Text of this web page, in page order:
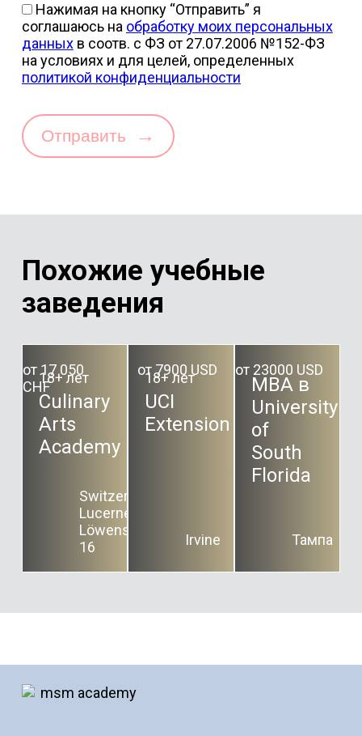
Нажимая на кнопку “Отправить” я
соглашаюсь на обработку моих персональных
данныхв соотв. с ФЗ от 27.07.2006 №152-ФЗ
на условиях и для целей, определенных
политикой конфиденциальности
Отправить →
Похожие учебные
заведения
18+ лет
Culinary
Arts
Academy
от 17 050
CHF
Switzerland,
Lucerne,
Löwenstrasse
16
18+ лет
UCI
Extension
от 7900 USD
Irvine
MBA в
University
of
South
Florida
от 23000 USD
Тампа